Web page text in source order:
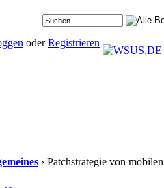
oderRegistrieren
› Patchstrategie von